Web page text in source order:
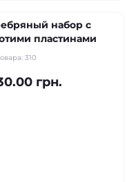
набор с
пластинами
310
грн.